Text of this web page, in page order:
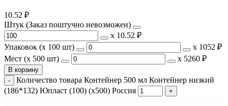
10.52 ₽
Штук (Заказ поштучно невозможен)
х 10.52 ₽
Упаковок (x 100 шт)
х 1052 ₽
Мест (x 500 шт)
х 5260 ₽
В корзину
Количество товара Контейнер 500 мл Контейнер низкий
(186*132) Юпласт (100) (х500) Россия